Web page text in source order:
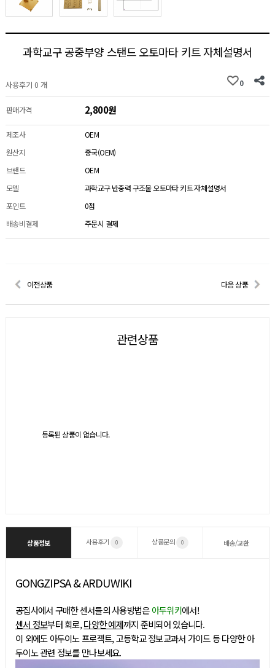
과학교구 공중부양 스탠드 오토마타 키트 자체설명서
사용후기 0 개 0
판매가격 2,800원
제조사
OEM
원산지
중국(OEM)
브랜드
OEM
모델
과학교구 반중력 구조물 오토마타 키트 자체설명서
포인트
0점
배송비결제
주문시 결제
이전상품 다음 상품
관련상품
등록된 상품이 없습니다.
상품정보 사용후기 0 상품문의 0 배송/교환
GONGZIPSA & ARDUWIKI
공집사에서 구매한 센서들의 사용방법은아두위키에서!
센서 정보부터 회로,다양한 예제까지 준비되어 있습니다.
이 외에도 아두이노 프로젝트, 고등학교 정보교과서 가이드 등 다양한 아
두이노 관련 정보를 만나보세요.